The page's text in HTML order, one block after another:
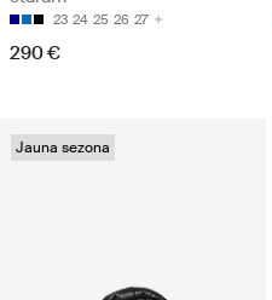
23 24 25 26 27
290 €
Jauna sezona